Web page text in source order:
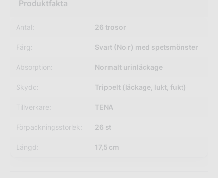
Antal: 26 trosor
Färg: Svart (Noir) med spetsmönster
Absorption: Normalt urinläckage
Skydd: Trippelt (läckage, lukt, fukt)
Tillverkare: TENA
Förpackningsstorlek: 26 st
Längd: 17,5 cm